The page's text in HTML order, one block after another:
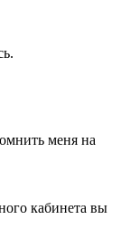
меня на
кабинета вы